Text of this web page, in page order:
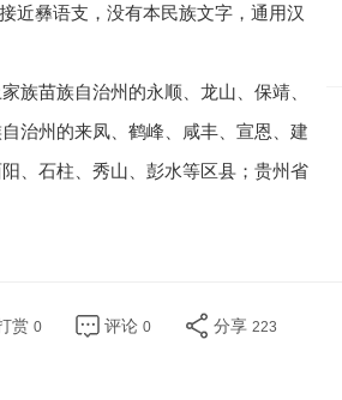
近彝语支，没有本民族文字，通用汉
族苗族自治州的永顺、龙山、保靖、
治州的来凤、鹤峰、咸丰、宣恩、建
、石柱、秀山、彭水等区县；贵州省
赏 0 评论 0 分享 223